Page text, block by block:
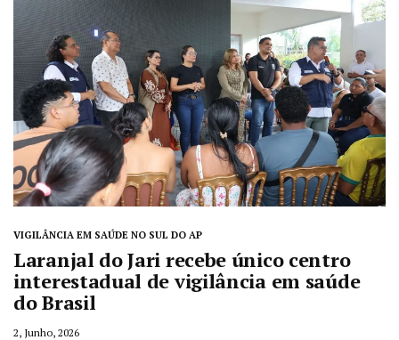
VIGILÂNCIA EM SAÚDE NO SUL DO AP
Laranjal do Jari recebe único centro
interestadual de vigilância em saúde
do Brasil
2, Junho, 2026